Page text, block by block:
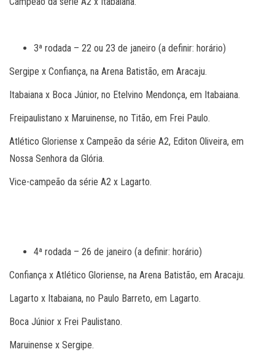
3ª rodada – 22 ou 23 de janeiro (a definir: horário)
Sergipe x Confiança, na Arena Batistão, em Aracaju.
Itabaiana x Boca Júnior, no Etelvino Mendonça, em Itabaiana.
Freipaulistano x Maruinense, no Titão, em Frei Paulo.
Atlético Gloriense x Campeão da série A2, Editon Oliveira, em
Nossa Senhora da Glória.
Vice-campeão da série A2 x Lagarto.
4ª rodada – 26 de janeiro (a definir: horário)
Confiança x Atlético Gloriense, na Arena Batistão, em Aracaju.
Lagarto x Itabaiana, no Paulo Barreto, em Lagarto.
Boca Júnior x Frei Paulistano.
Maruinense x Sergipe.